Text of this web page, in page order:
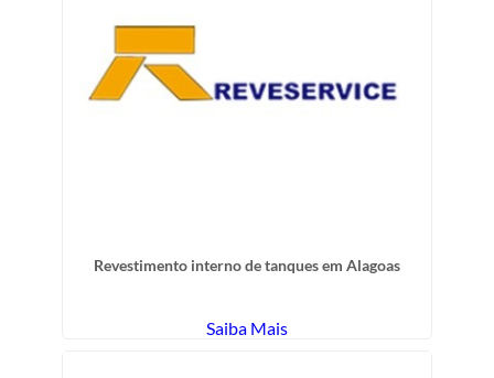
Revestimento interno de tanques em Alagoas
Saiba Mais